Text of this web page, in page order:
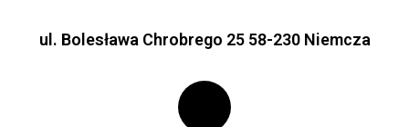
ul. Bolesława Chrobrego 25 58-230 Niemcza